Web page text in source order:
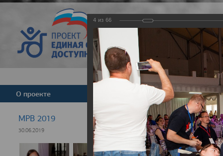
Версия для
О проекте Новости
МРВ 2019
30.06.2019
4 из 66